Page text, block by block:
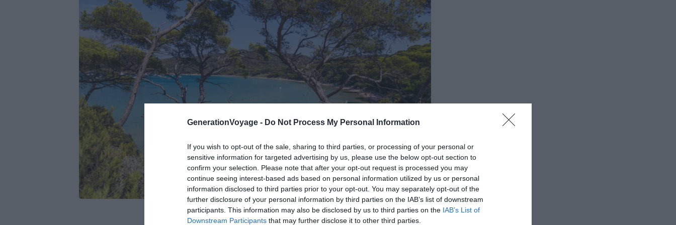
GenerationVoyage - Do Not Process My Personal Information
If you wish to opt-out of the sale, sharing to third parties, or processing of your personal or
sensitive information for targeted advertising by us, please use the below opt-out section to
confirm your selection. Please note that after your opt-out request is processed you may
continue seeing interest-based ads based on personal information utilized by us or personal
information disclosed to third parties prior to your opt-out. You may separately opt-out of the
further disclosure of your personal information by third parties on the IAB’s list of downstream
participants. This information may also be disclosed by us to third parties on the IAB’s List of
Downstream Participants that may further disclose it to other third parties.
Shutterstock – Telly